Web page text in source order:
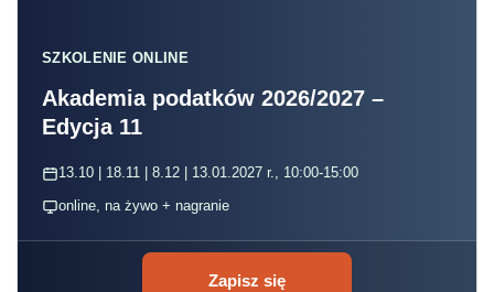
SZKOLENIE ONLINE
Akademia podatków 2026/2027 –
Edycja 11
13.10 | 18.11 | 8.12 | 13.01.2027 r., 10:00-15:00
online, na żywo + nagranie
Zapisz się